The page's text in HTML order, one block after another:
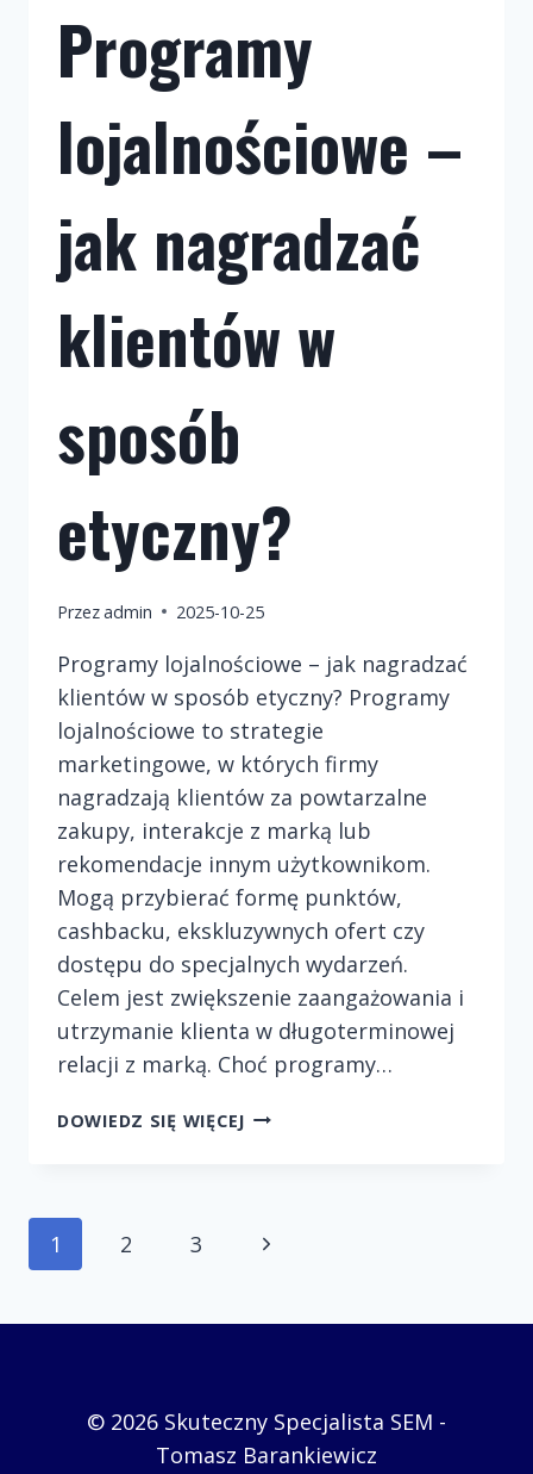
Programy
lojalnościowe –
jak nagradzać
klientów w
sposób
etyczny?
Przezadmin 2025-10-25
Programy lojalnościowe – jak nagradzać
klientów w sposób etyczny? Programy
lojalnościowe to strategie
marketingowe, w których firmy
nagradzają klientów za powtarzalne
zakupy, interakcje z marką lub
rekomendacje innym użytkownikom.
Mogą przybierać formę punktów,
cashbacku, ekskluzywnych ofert czy
dostępu do specjalnych wydarzeń.
Celem jest zwiększenie zaangażowania i
utrzymanie klienta w długoterminowej
relacji z marką. Choć programy…
DOWIEDZ SIĘ WIĘCEJPROGRAMY
KLIENTÓW
Nawigacja
1 2 3
Następna
© 2026 Skuteczny Specjalista SEM -
Tomasz Barankiewicz